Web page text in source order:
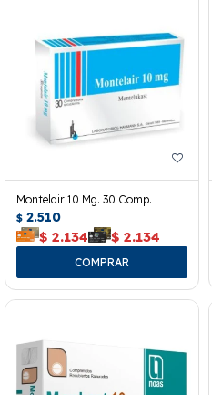
Montelair 10 Mg. 30 Comp.
$ 2.510
$ 2.134 $ 2.134